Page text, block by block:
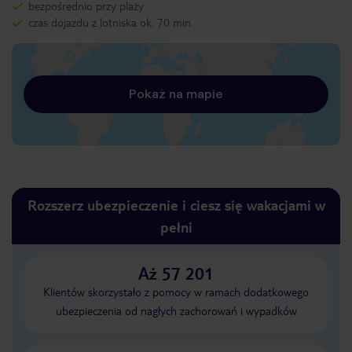
bezpośrednio przy plaży
czas dojazdu z lotniska ok. 70 min
Pokaż na mapie
Rozszerz ubezpieczenie i ciesz się wakacjami w
pełni
Aż 57 201
Klientów skorzystało z pomocy w ramach dodatkowego
ubezpieczenia od nagłych zachorowań i wypadków